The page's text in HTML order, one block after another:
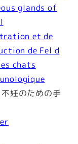
glands of
et de
de Fel d
chats
妊のための手